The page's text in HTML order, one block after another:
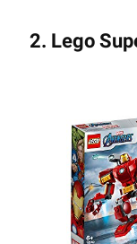
2. Lego